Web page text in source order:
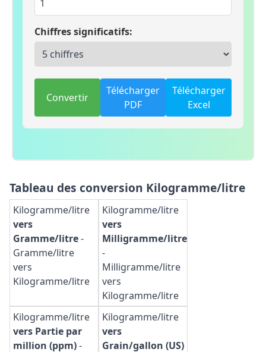
Chiffres significatifs:
Convertir
Télécharger
PDF
Télécharger
Excel
Tableau des conversion Kilogramme/litre
Kilogramme/litre
vers
Gramme/litre-
Gramme/litre
vers
Kilogramme/litre
Kilogramme/litre
vers
Milligramme/litre
-
Milligramme/litre
vers
Kilogramme/litre
Kilogramme/litre
vers Partie par
million (ppm)-
Kilogramme/litre
vers
Grain/gallon (US)